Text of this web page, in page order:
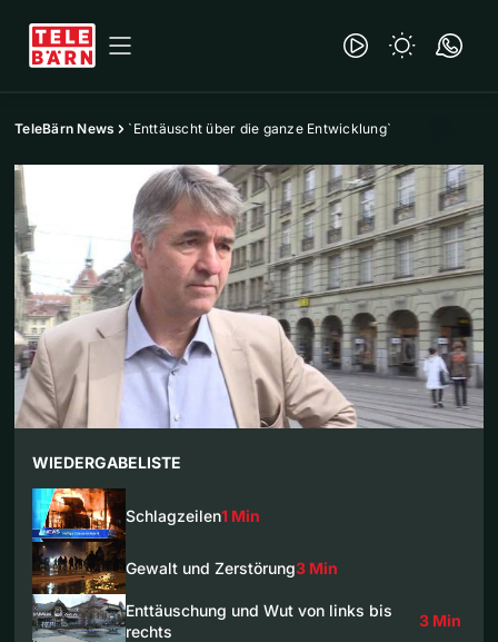
TeleBärn News `Enttäuscht über die ganze Entwicklung`
WIEDERGABELISTE
Schlagzeilen1 Min
Gewalt und Zerstörung3 Min
Enttäuschung und Wut von links bis
rechts
3 Min